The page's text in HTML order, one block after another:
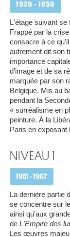
1930 - 1950
L'étage suivant se
Frappé par la
consacre à ce
autrement dit son
importance
d'image et de sa
marquée par son
Belgique. Mis au
pendant la
« surréalisme en
peinture. À la
Paris en exposant
NIVEAU 1
1951 - 1967
La dernière partie
se concentre sur
ainsi qu'aux
de L'Empire des
Les œuvres